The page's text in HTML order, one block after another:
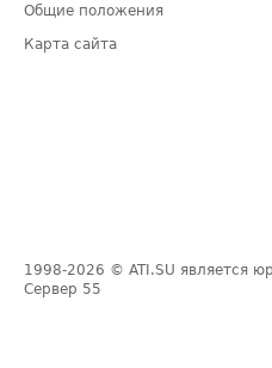
Общие положения
Карта сайта
1998-2026 © ATI.SU является
Сервер 55